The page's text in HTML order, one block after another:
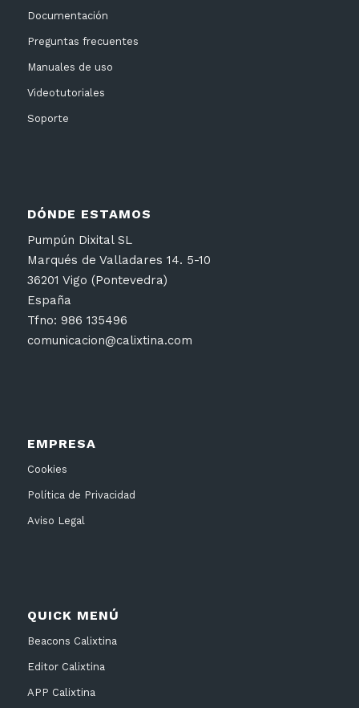
Documentación
Preguntas frecuentes
Manuales de uso
Videotutoriales
Soporte
DÓNDE ESTAMOS
Pumpún Dixital SL
Marqués de Valladares 14. 5-10
36201 Vigo (Pontevedra)
España
Tfno: 986 135496
comunicacion@calixtina.com
EMPRESA
Cookies
Política de Privacidad
Aviso Legal
QUICK MENÚ
Beacons Calixtina
Editor Calixtina
APP Calixtina